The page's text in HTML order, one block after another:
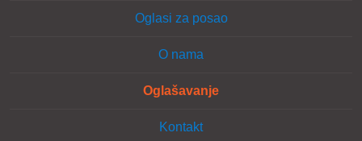
Oglasi za posao
O nama
Oglašavanje
Kontakt